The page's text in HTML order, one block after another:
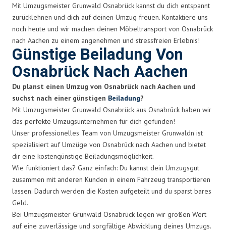
Mit Umzugsmeister Grunwald Osnabrück kannst du dich entspannt
zurücklehnen und dich auf deinen Umzug freuen. Kontaktiere uns
noch heute und wir machen deinen Möbeltransport von Osnabrück
nach Aachen zu einem angenehmen und stressfreien Erlebnis!
Günstige Beiladung Von
Osnabrück Nach Aachen
Du planst einen Umzug von Osnabrück nach Aachen und
suchst nach einer günstigen Beiladung?
Mit Umzugsmeister Grunwald Osnabrück aus Osnabrück haben wir
das perfekte Umzugsunternehmen für dich gefunden!
Unser professionelles Team von Umzugsmeister Grunwaldn ist
spezialisiert auf Umzüge von Osnabrück nach Aachen und bietet
dir eine kostengünstige Beiladungsmöglichkeit.
Wie funktioniert das? Ganz einfach: Du kannst dein Umzugsgut
zusammen mit anderen Kunden in einem Fahrzeug transportieren
lassen. Dadurch werden die Kosten aufgeteilt und du sparst bares
Geld.
Bei Umzugsmeister Grunwald Osnabrück legen wir großen Wert
auf eine zuverlässige und sorgfältige Abwicklung deines Umzugs.